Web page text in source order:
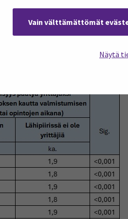
Vain välttämättömät
Näytä
tutkimus onkin selkeästi
päätyä yrittäjäksi